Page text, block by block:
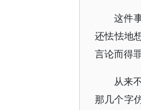
这件
还怯怯地
言论而得
从来
那几个字